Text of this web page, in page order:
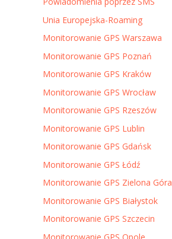
Unia Europejska-Roaming
Monitorowanie GPS Warszawa
Monitorowanie GPS Poznań
Monitorowanie GPS Kraków
Monitorowanie GPS Wrocław
Monitorowanie GPS Rzeszów
Monitorowanie GPS Lublin
Monitorowanie GPS Gdańsk
Monitorowanie GPS Łódź
Monitorowanie GPS Zielona Góra
Monitorowanie GPS Białystok
Monitorowanie GPS Szczecin
Monitorowanie GPS Opole